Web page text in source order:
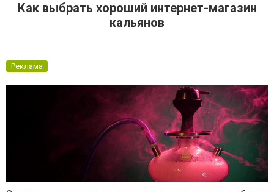
Как выбрать хороший интернет-магазин
кальянов
Реклама